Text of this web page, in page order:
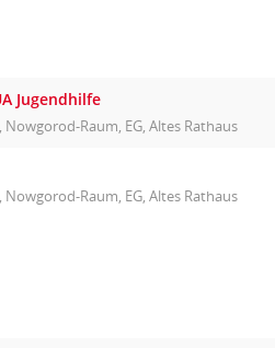
Jugendhilfe
Nowgorod-Raum, EG, Altes Rathaus
Nowgorod-Raum, EG, Altes Rathaus